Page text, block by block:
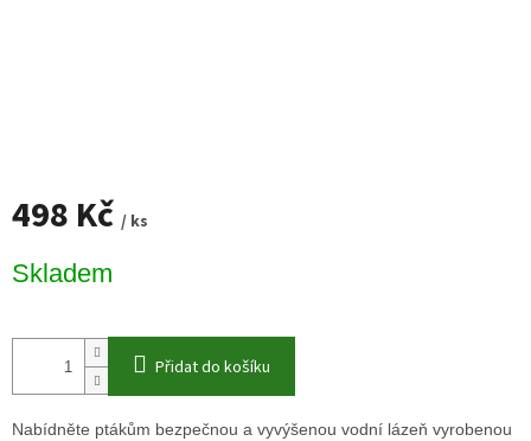
498 Kč / ks
cena:
Skladem
Přidat do košíku
Nabídněte ptákům bezpečnou a vyvýšenou vodní lázeň vyrobenou